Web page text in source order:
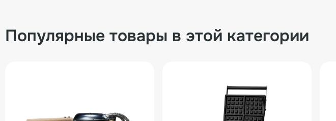
Популярные товары в этой категории